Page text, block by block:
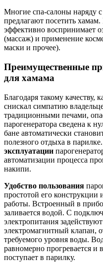
Многие спа-салоны наряду
предлагают посетить
эффективно воспринимает
(массаж) и применение
маски и прочее).
Преимущественные
для хамама
Благодаря такому качеству,
снискал симпатию
традиционными печами,
парогенератора сведена к
бане автоматически
полезного отдыха в парилке.
эксплуатации
автоматизации процесса
накипи.
Удобство пользования
простотой его
работы. Встроенный в
заливается водой. С
электропитания
электромагнитный клапан,
требуемого уровня воды.
равномерно прогревается и
поступает в парилку.